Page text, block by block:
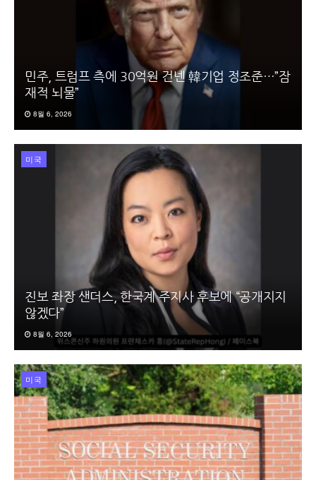
민주, 트럼프 측에 30억원 건넨 韓기업 정조준…”잠
재적 뇌물”
8월 6, 2026
미국
진보 좌장 샌더스, 한국계 주지사 후보에 “공개지지
않겠다”
8월 6, 2026
미국